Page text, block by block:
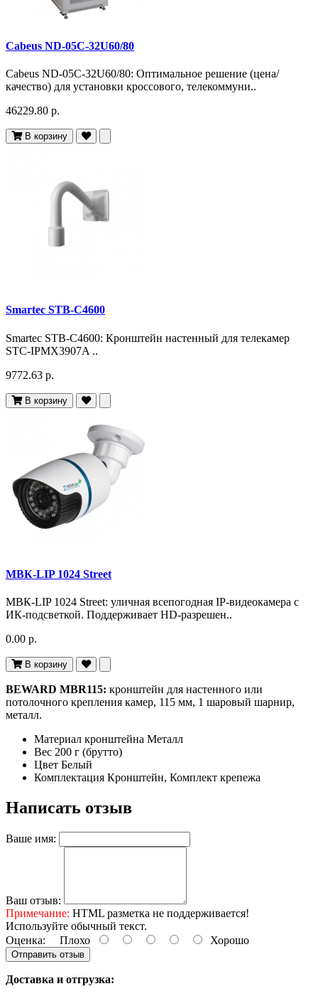
Cabeus ND-05C-32U60/80
Cabeus ND-05C-32U60/80: Оптимальное решение (цена/
качество) для установки кроссового, телекоммуни..
46229.80 р.
В корзину
Smartec STB-C4600
Smartec STB-C4600: Кронштейн настенный для телекамер
STC-IPMX3907A ..
9772.63 р.
В корзину
МВК-LIP 1024 Street
МВК-LIP 1024 Street: уличная всепогодная IP-видеокамера с
ИК-подсветкой. Поддерживает HD-разрешен..
0.00 р.
В корзину
BEWARD MBR115: кронштейн для настенного или
потолочного крепления камер, 115 мм, 1 шаровый шарнир,
металл.
Материал кронштейна Металл
Вес 200 г (брутто)
Цвет Белый
Комплектация Кронштейн, Комплект крепежа
Написать отзыв
Ваше имя:
Ваш отзыв:
Примечание: HTML разметка не поддерживается!
Используйте обычный текст.
Оценка: Плохо Хорошо
Отправить отзыв
Доставка и отгрузка: